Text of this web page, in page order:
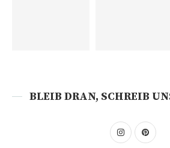
BLEIB DRAN, SCHREIB